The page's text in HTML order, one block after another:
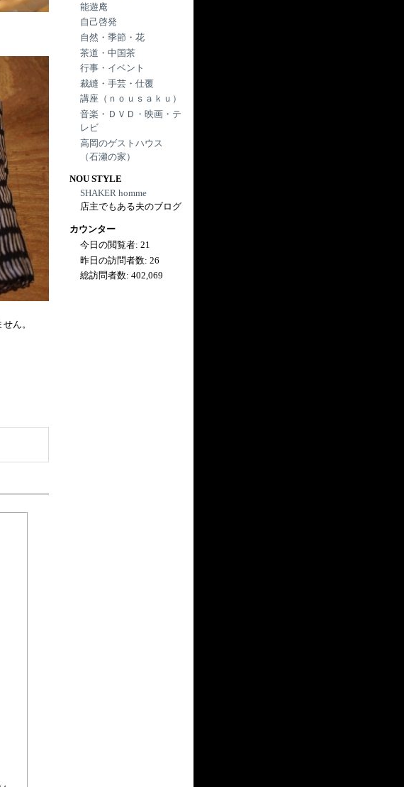
ん。
能遊庵
自己啓発
自然・季節・花
茶道・中国茶
行事・イベント
裁縫・手芸・仕覆
講座（ｎｏｕｓａｋｕ）
音楽・ＤＶＤ・映画・テ
レビ
高岡のゲストハウス
（石瀬の家）
NOU STYLE
SHAKER homme
店主でもある夫のブログ
カウンター
今日の閲覧者:21
昨日の訪問者数:26
総訪問者数:402,069